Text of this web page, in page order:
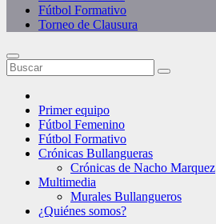
Fútbol Formativo
Torneo de Clausura
Primer equipo
Fútbol Femenino
Fútbol Formativo
Crónicas Bullangueras
Crónicas de Nacho Marquez
Multimedia
Murales Bullangueros
¿Quiénes somos?